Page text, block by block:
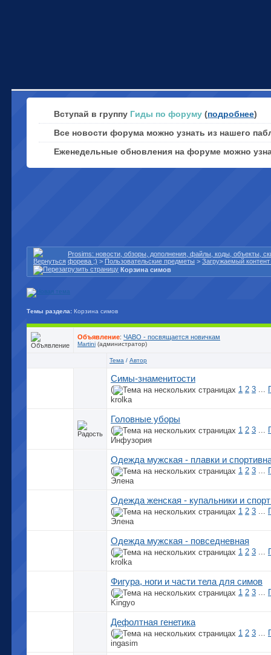
Вступай в группу Гиды по форуму (подробнее)
Все новости форума можно узнать из нашего
Еженедельные обновления на форуме можно
Prosims: новости, обзоры, дополнения, файлы, коды, объекты,
форева ;) > Пользовательские предметы > Загружаемый
Корзина симов
Темы раздела: Корзина симов
Объявление: ЧАВО - посвящается новичкам
Martini (администратор)
Тема / Автор
Симы-знаменитости
( 1 2 3 ...
krolka
Головные уборы
( 1 2 3 ...
Инфузория
Одежда мужская - плавки и
( 1 2 3 ...
Элена
Одежда женская - купальники и
( 1 2 3 ...
Элена
Одежда мужская - повседневная
( 1 2 3 ...
krolka
Фигура, ноги и части тела для симов
( 1 2 3 ...
Kingyo
Дефолтная генетика
( 1 2 3 ...
ingasim